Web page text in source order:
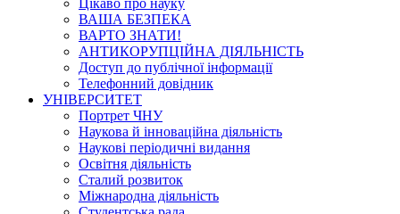
ВАША БЕЗПЕКА
ВАРТО ЗНАТИ!
АНТИКОРУПЦІЙНА ДІЯЛЬНІСТЬ
Доступ до публічної інформації
Телефонний довідник
УНІВЕРСИТЕТ
Портрет ЧНУ
Наукова й інноваційна діяльність
Наукові періодичні видання
Освітня діяльність
Сталий розвиток
Міжнародна діяльність